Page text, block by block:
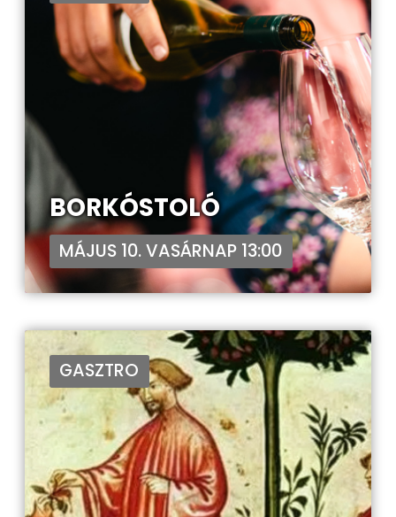
BORKÓSTOLÓ
MÁJUS 10. VASÁRNAP 13:00
GASZTRO